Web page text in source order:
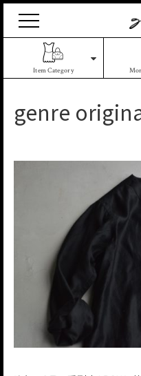
Item Category
genre